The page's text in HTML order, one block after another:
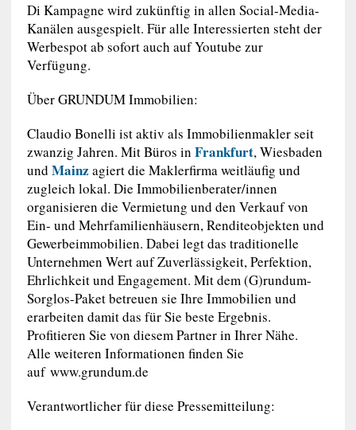
Di Kampagne wird zukünftig in allen Social-Media-
Kanälen ausgespielt. Für alle Interessierten steht der
Werbespot ab sofort auch auf Youtube zur
Verfügung.
Über GRUNDUM Immobilien:
Claudio Bonelli ist aktiv als Immobilienmakler seit
zwanzig Jahren. Mit Büros in Frankfurt, Wiesbaden
und Mainz agiert die Maklerfirma weitläufig und
zugleich lokal. Die Immobilienberater/innen
organisieren die Vermietung und den Verkauf von
Ein- und Mehrfamilienhäusern, Renditeobjekten und
Gewerbeimmobilien. Dabei legt das traditionelle
Unternehmen Wert auf Zuverlässigkeit, Perfektion,
Ehrlichkeit und Engagement. Mit dem (G)rundum-
Sorglos-Paket betreuen sie Ihre Immobilien und
erarbeiten damit das für Sie beste Ergebnis.
Profitieren Sie von diesem Partner in Ihrer Nähe.
Alle weiteren Informationen finden Sie
auf www.grundum.de
Verantwortlicher für diese Pressemitteilung: